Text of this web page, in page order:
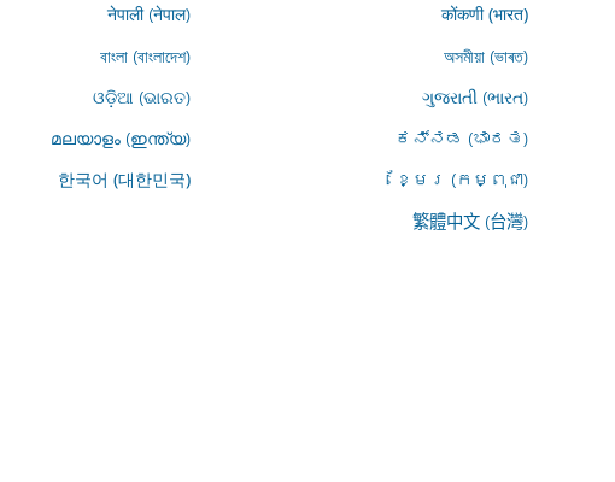
कोंकणी (भारत)
नेपाली (नेपाल)
অসমীয়া (ভাৰত)
বাংলা (বাংলাদেশ)
ગુજરાતી (ભારત)
ଓଡ଼ିଆ (ଭାରତ)
ಕನ್ನಡ (ಭಾರತ)
മലയാളം (ഇന്ത്യ)
ខ្មែរ (កម្ពុជា)
한국어 (대한민국)
繁體中文 (台灣)